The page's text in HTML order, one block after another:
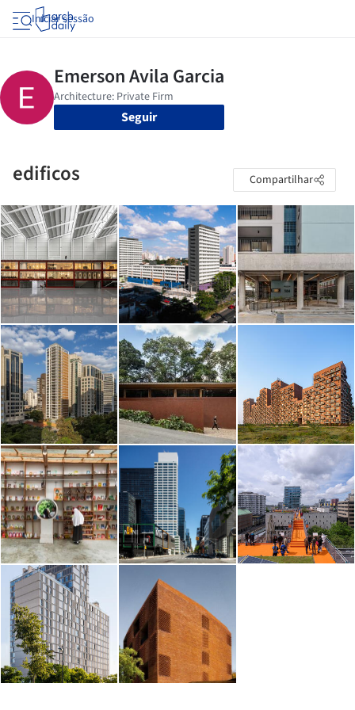
Iniciar sessão
Seguir
edificos Compartilhar